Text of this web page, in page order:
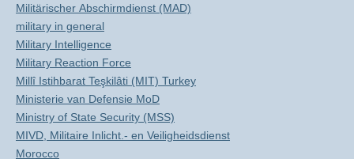
Militärischer Abschirmdienst (MAD)
military in general
Military Intelligence
Military Reaction Force
Millî Istihbarat Teşkilâti (MIT) Turkey
Ministerie van Defensie MoD
Ministry of State Security (MSS)
MIVD, Militaire Inlicht.- en Veiligheidsdienst
Morocco